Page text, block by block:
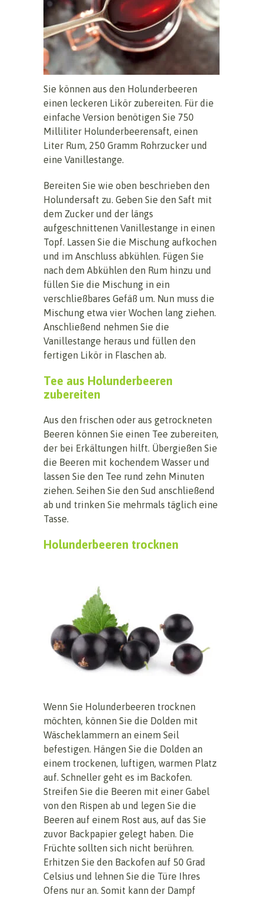
Sie können aus den Holunderbeeren
einen leckeren Likör zubereiten. Für die
einfache Version benötigen Sie 750
Milliliter Holunderbeerensaft, einen
Liter Rum, 250 Gramm Rohrzucker und
eine Vanillestange.
Bereiten Sie wie oben beschrieben den
Holundersaft zu. Geben Sie den Saft mit
dem Zucker und der längs
aufgeschnittenen Vanillestange in einen
Topf. Lassen Sie die Mischung aufkochen
und im Anschluss abkühlen. Fügen Sie
nach dem Abkühlen den Rum hinzu und
füllen Sie die Mischung in ein
verschließbares Gefäß um. Nun muss die
Mischung etwa vier Wochen lang ziehen.
Anschließend nehmen Sie die
Vanillestange heraus und füllen den
fertigen Likör in Flaschen ab.
Tee aus Holunderbeeren
zubereiten
Aus den frischen oder aus getrockneten
Beeren können Sie einen Tee zubereiten,
der bei Erkältungen hilft. Übergießen Sie
die Beeren mit kochendem Wasser und
lassen Sie den Tee rund zehn Minuten
ziehen. Seihen Sie den Sud anschließend
ab und trinken Sie mehrmals täglich eine
Tasse.
Holunderbeeren trocknen
Wenn Sie Holunderbeeren trocknen
möchten, können Sie die Dolden mit
Wäscheklammern an einem Seil
befestigen. Hängen Sie die Dolden an
einem trockenen, luftigen, warmen Platz
auf. Schneller geht es im Backofen.
Streifen Sie die Beeren mit einer Gabel
von den Rispen ab und legen Sie die
Beeren auf einem Rost aus, auf das Sie
zuvor Backpapier gelegt haben. Die
Früchte sollten sich nicht berühren.
Erhitzen Sie den Backofen auf 50 Grad
Celsius und lehnen Sie die Türe Ihres
Ofens nur an. Somit kann der Dampf